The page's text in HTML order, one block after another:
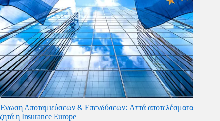
Ένωση Αποταμιεύσεων & Επενδύσεων: Απτά αποτελέσματα
ζητά η Insurance Europe